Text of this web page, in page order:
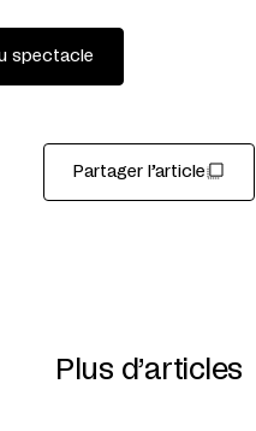
spectacle
Partager l’article
Plus d’articles